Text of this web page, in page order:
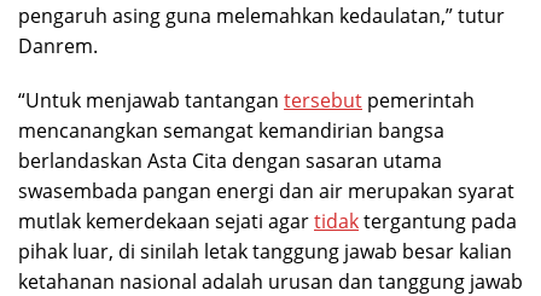
pengaruh asing guna melemahkan kedaulatan,” tutur
Danrem.
“Untuk menjawab tantangan tersebut pemerintah
mencanangkan semangat kemandirian bangsa
berlandaskan Asta Cita dengan sasaran utama
swasembada pangan energi dan air merupakan syarat
mutlak kemerdekaan sejati agartidaktergantung pada
pihak luar, di sinilah letak tanggung jawab besar kalian
ketahanan nasional adalah urusan dan tanggung jawab